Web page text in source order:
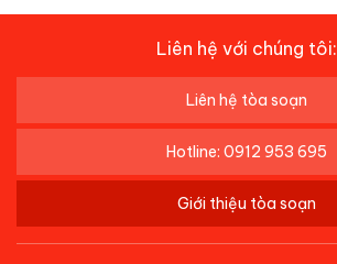
Liên hệ với chúng tôi:
Liên hệ tòa soạn
Hotline: 0912 953 695
Giới thiệu tòa soạn